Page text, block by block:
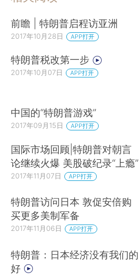
前瞻 | 特朗普启程访亚洲
2017年10月28日 APP打开
特朗普税改第一步
2017年10月07日 APP打开
中国的“特朗普游戏”
2017年09月15日 APP打开
国际市场回顾|特朗普对朝言
论继续火爆 美股破纪录“上瘾”
2017年11月07日 APP打开
特朗普访问日本 敦促安倍购
买更多美制军备
2017年11月06日 APP打开
特朗普：日本经济没有我们的
好